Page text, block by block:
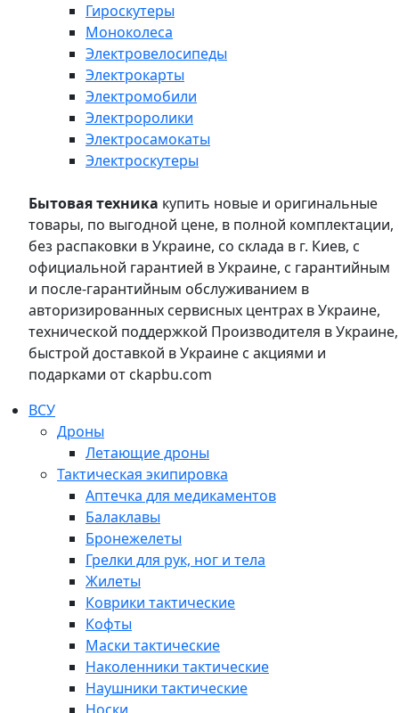
Гироскутеры
Моноколеса
Электровелосипеды
Электрокарты
Электромобили
Электроролики
Электросамокаты
Электроскутеры
Бытовая техника купить новые и оригинальные
товары, по выгодной цене, в полной комплектации,
без распаковки в Украине, со склада в г. Киев, с
официальной гарантией в Украине, с гарантийным
и после-гарантийным обслуживанием в
авторизированных сервисных центрах в Украине,
технической поддержкой Производителя в Украине,
быстрой доставкой в Украине с акциями и
подарками от ckapbu.com
ВСУ
Дроны
Летающие дроны
Тактическая экипировка
Аптечка для медикаментов
Балаклавы
Бронежелеты
Грелки для рук, ног и тела
Жилеты
Коврики тактические
Кофты
Маски тактические
Наколенники тактические
Наушники тактические